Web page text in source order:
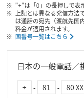
"+"は「0」の長押しで表
上記とは異なる発信方法
は通話の宛先（渡航先国
料金が適用されます。
国番号一覧はこちら
日本の一般電話／
+ - 81 - 80